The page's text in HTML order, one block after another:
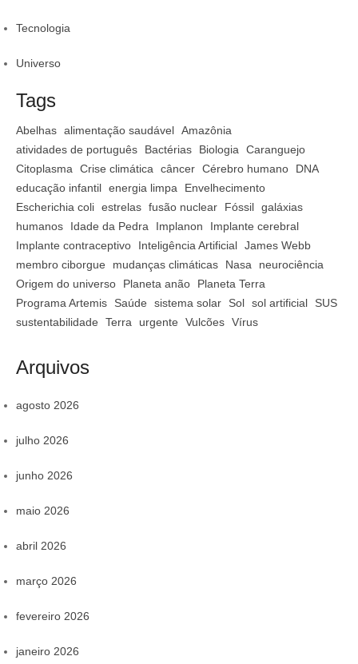
Tecnologia
Universo
Tags
Abelhas alimentação saudável Amazônia
atividades de português
Bactérias Biologia
Caranguejo
Citoplasma
Crise climática câncer Cérebro humano
DNA
educação infantil energia limpa
Envelhecimento
Escherichia coli estrelas fusão nuclear Fóssil galáxias
humanos
Idade da Pedra Implanon
Implante cerebral
Implante contraceptivo
Inteligência Artificial James Webb
membro ciborgue
mudanças climáticas Nasa
neurociência
Origem do universo
Planeta anão
Planeta Terra
Programa Artemis
Saúde sistema solar Sol sol artificial
SUS
sustentabilidade
Terra urgente Vulcões Vírus
Arquivos
agosto 2026
julho 2026
junho 2026
maio 2026
abril 2026
março 2026
fevereiro 2026
janeiro 2026